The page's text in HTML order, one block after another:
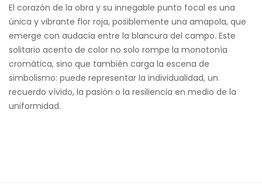
El corazón de la obra y su innegable punto focal es una
única y vibrante flor roja, posiblemente una amapola, que
emerge con audacia entre la blancura del campo. Este
solitario acento de color no solo rompe la monotonía
cromática, sino que también carga la escena de
simbolismo: puede representar la individualidad, un
recuerdo vívido, la pasión o la resiliencia en medio de la
uniformidad.